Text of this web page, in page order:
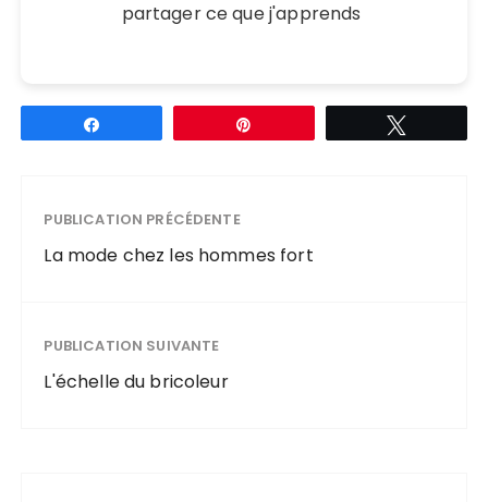
partager ce que j'apprends
PUBLICATION PRÉCÉDENTE
La mode chez les hommes fort
PUBLICATION SUIVANTE
L'échelle du bricoleur